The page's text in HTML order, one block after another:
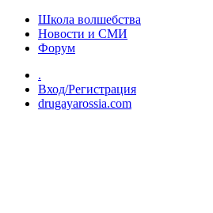
Перейти к основному содержанию
Школа волшебства
Новости и СМИ
Форум
.
Вход/Регистрация
drugayarossia.com